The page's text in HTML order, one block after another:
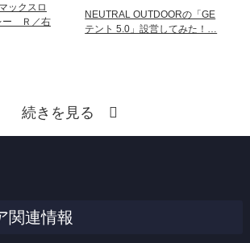
ックスロ
ー Ｒ／右
NEUTRAL OUTDOORの「GE
テント 5.0」設営してみた！…
続きを見る
関連情報